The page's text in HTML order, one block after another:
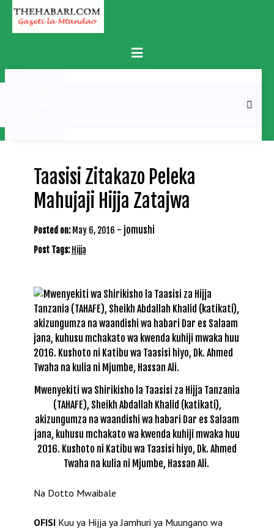
Skip
content
Primary
Menu
MICHEZO
Taasisi Zitakazo Peleka
Mahujaji Hijja Zatajwa
Posted on: May 6, 2016 - jomushi
Post Tags: Hijja
Mwenyekiti wa Shirikisho la Taasisi za Hijja Tanzania
(TAHAFE), Sheikh Abdallah Khalid (katikati),
akizungumza na waandishi wa habari Dar es Salaam
jana, kuhusu mchakato wa kwenda kuhiji mwaka huu
2016. Kushoto ni Katibu wa Taasisi hiyo, Dk. Ahmed
Twaha na kulia ni Mjumbe, Hassan Ali.
Na Dotto Mwaibale
OFISI Kuu ya Hijja ya Jamhuri ya Muungano wa